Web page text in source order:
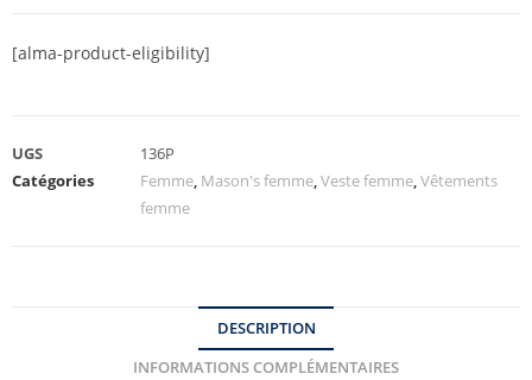
[alma-product-eligibility]
UGS
136P
Catégories
Femme, Mason's femme,Veste femme,Vêtements
femme
DESCRIPTION
INFORMATIONS COMPLÉMENTAIRES